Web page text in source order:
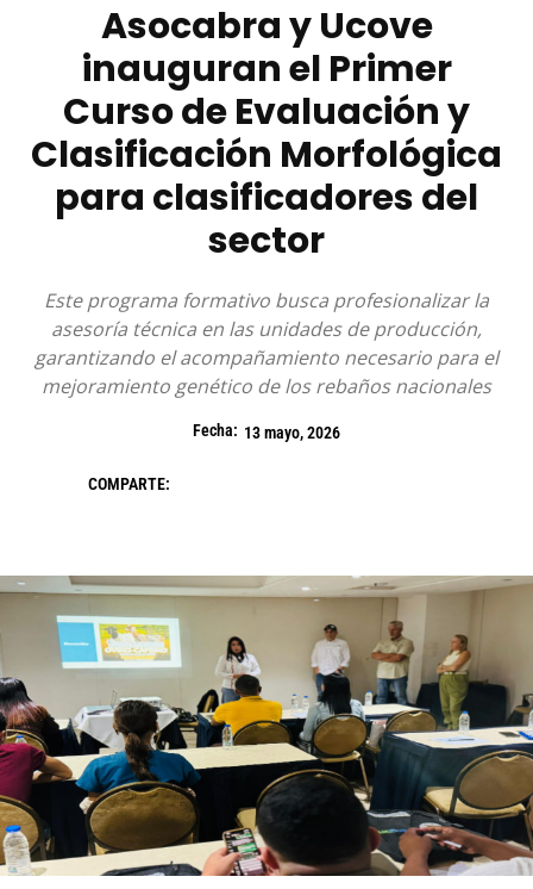
Asocabra y Ucove
inauguran el Primer
Curso de Evaluación y
Clasificación Morfológica
para clasificadores del
sector
Este programa formativo busca profesionalizar la
asesoría técnica en las unidades de producción,
garantizando el acompañamiento necesario para el
mejoramiento genético de los rebaños nacionales
Fecha: 13 mayo, 2026
COMPARTE: